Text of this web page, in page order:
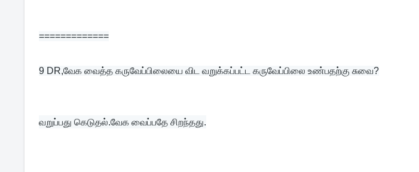
=============
9 DR,வேக வைத்த கருவேப்பிலையை விட வறுக்கப்பட்ட கருவேப்பிலை உண்பதற்கு சுவை?
வறுப்பது கெடுதல்.வேக வைப்பதே சிறந்தது.